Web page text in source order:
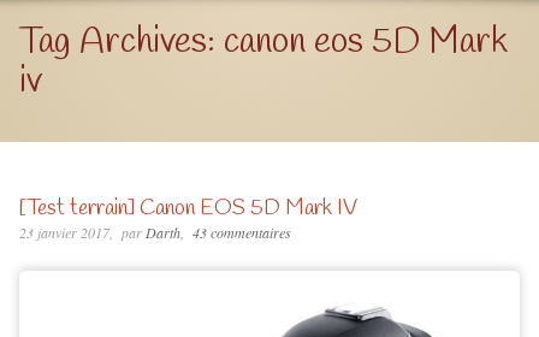
Tag Archives: canon eos 5D Mark
iv
[Test terrain] Canon EOS 5D Mark IV
23 janvier 2017 parDarth 43 commentaires